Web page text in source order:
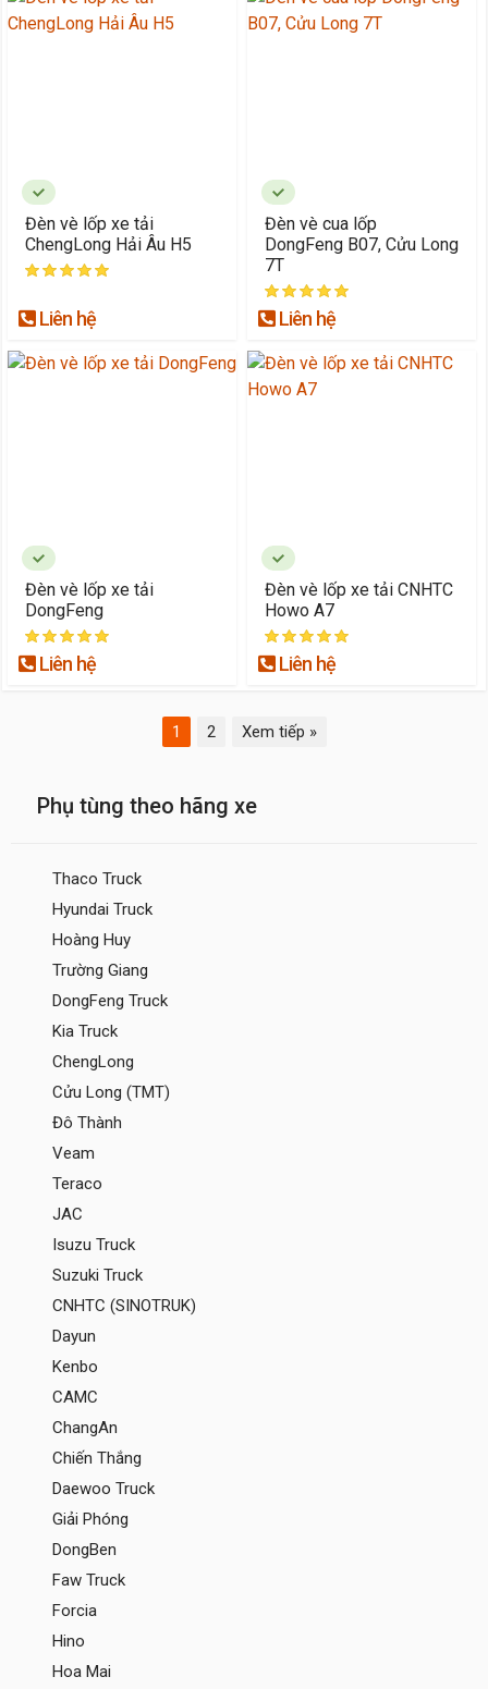
Phụ tùng theo hãng xe
Thaco Truck
Hyundai Truck
Hoàng Huy
Trường Giang
DongFeng Truck
Kia Truck
ChengLong
Cửu Long (TMT)
Đô Thành
Veam
Teraco
JAC
Isuzu Truck
Suzuki Truck
CNHTC (SINOTRUK)
Dayun
Kenbo
CAMC
ChangAn
Chiến Thắng
Daewoo Truck
Giải Phóng
DongBen
Faw Truck
Forcia
Hino
Hoa Mai
Đèn vè lốp xe tải
ChengLong Hải Âu H5
Liên hệ
Đèn vè cua lốp
DongFeng B07, Cửu Long
7T
Liên hệ
Đèn vè lốp xe tải
DongFeng
Liên hệ
Đèn vè lốp xe tải CNHTC
Howo A7
Liên hệ
1 2 Xem tiếp »